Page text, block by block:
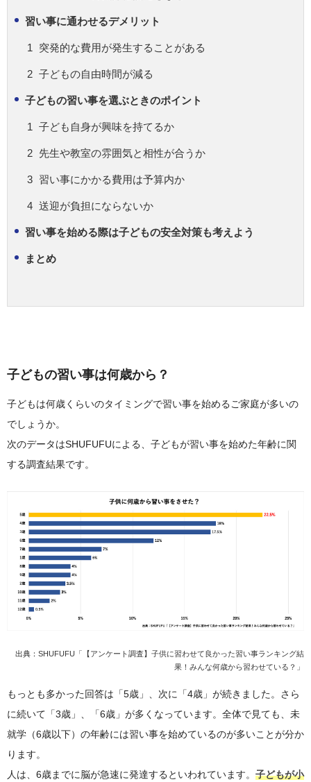
習い事に通わせるデメリット
突発的な費用が発生することがある
子どもの自由時間が減る
子どもの習い事を選ぶときのポイント
子ども自身が興味を持てるか
先生や教室の雰囲気と相性が合うか
習い事にかかる費用は予算内か
送迎が負担にならないか
習い事を始める際は子どもの安全対策も考えよう
まとめ
子どもの習い事は何歳から？
子どもは何歳くらいのタイミングで習い事を始めるご家庭が多いの
でしょうか。
次のデータはSHUFUFUによる、子どもが習い事を始めた年齢に関
する調査結果です。
出典： SHUFUFU「【アンケート調査】子供に習わせて良かった習い事ランキング結
果！みんな何歳から習わせている？」
もっとも多かった回答は「5歳」、次に「4歳」が続きました。さら
に続いて「3歳」、「6歳」が多くなっています。全体で見ても、未
就学（6歳以下）の年齢には習い事を始めているのが多いことが分か
ります。
人は、6歳までに脳が急速に発達するといわれています。 子どもが小